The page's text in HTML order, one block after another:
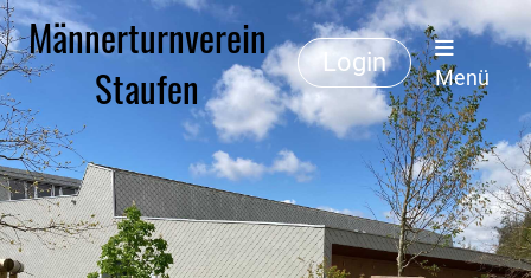
Männerturnverein
Staufen
Login
Menü